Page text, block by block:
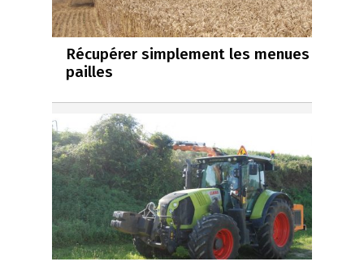
Récupérer simplement les menues
pailles